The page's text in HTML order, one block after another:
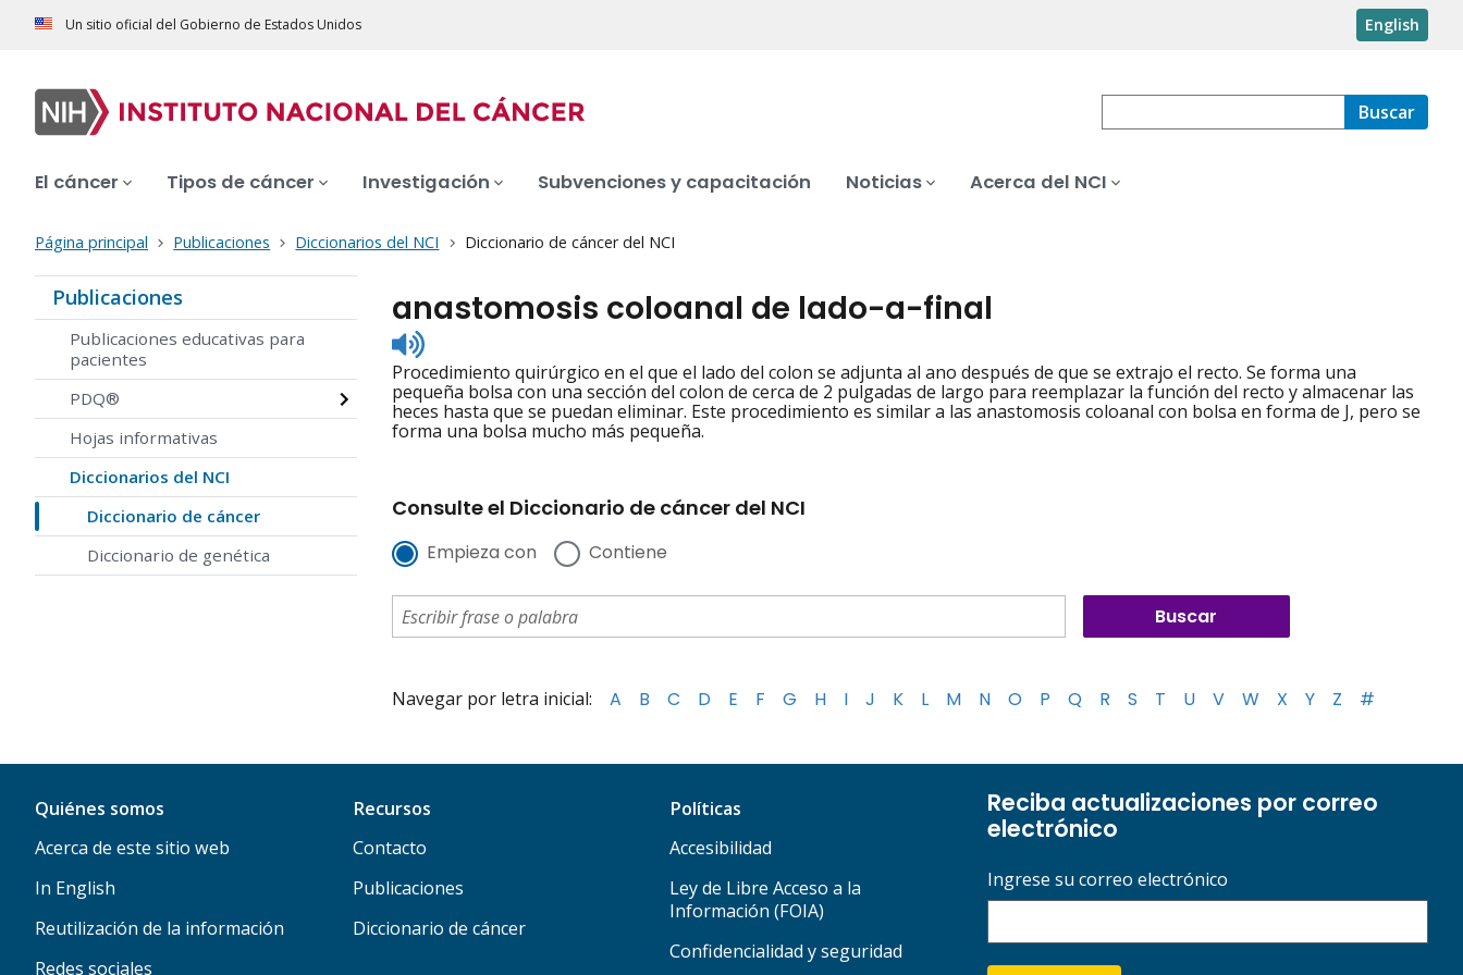
Un sitio oficial del Gobierno de Estados Unidos English
Buscar
El cáncer Tipos de cáncer Investigación Subvenciones y capacitación Noticias Acerca del NCI
Página principal Publicaciones Diccionarios del NCI Diccionario de cáncer del NCI
Publicaciones
Publicaciones educativas para
pacientes
PDQ®
Hojas informativas
Diccionarios del NCI
Diccionario de cáncer
Diccionario de genética
anastomosis coloanal de lado-a-final
Listen
to
pronunciation
Procedimiento quirúrgico en el que el lado del colon se adjunta al ano después de que se extrajo el recto. Se forma una
pequeña bolsa con una sección del colon de cerca de 2 pulgadas de largo para reemplazar la función del recto y almacenar las
heces hasta que se puedan eliminar. Este procedimiento es similar a las anastomosis coloanal con bolsa en forma de J, pero se
forma una bolsa mucho más pequeña.
Consulte el Diccionario de cáncer del NCI
Empieza con Contiene
Navegar por letra inicial: A B C D E F G H I J K L M N O P Q R S T U V W X Y Z #
Quiénes somos
Acerca de este sitio web
In English
Reutilización de la información
Redes sociales
Recursos
Contacto
Publicaciones
Diccionario de cáncer
Políticas
Accesibilidad
Ley de Libre Acceso a la
Información (FOIA)
Confidencialidad y seguridad
Reciba actualizaciones por correo
electrónico
Ingrese su correo electrónico